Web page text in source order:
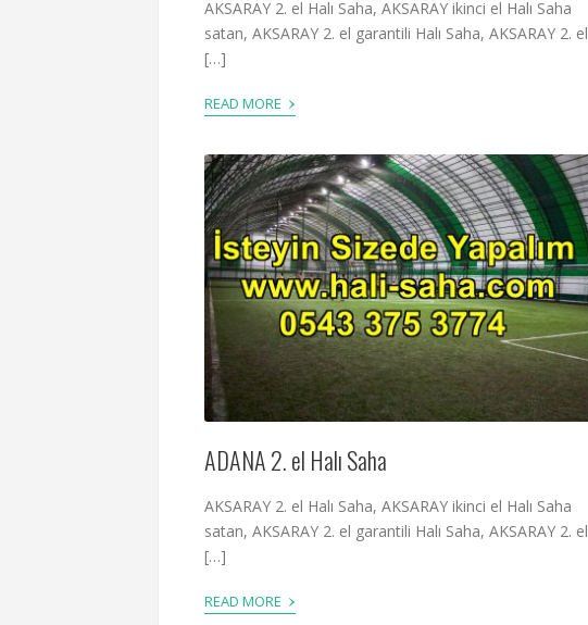
AKSARAY 2. el Halı Saha, AKSARAY ikinci el Halı Saha
satan, AKSARAY 2. el garantili Halı Saha, AKSARAY 2. el
[…]
READ MORE ›
ADANA 2. el Halı Saha
AKSARAY 2. el Halı Saha, AKSARAY ikinci el Halı Saha
satan, AKSARAY 2. el garantili Halı Saha, AKSARAY 2. el
[…]
READ MORE ›